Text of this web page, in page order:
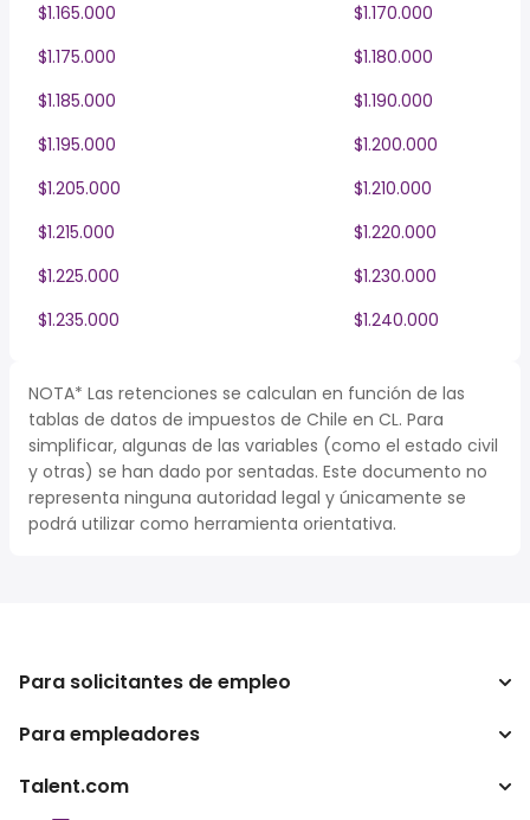
$1.165.000
$1.170.000
$1.175.000
$1.180.000
$1.185.000
$1.190.000
$1.195.000
$1.200.000
$1.205.000
$1.210.000
$1.215.000
$1.220.000
$1.225.000
$1.230.000
$1.235.000
$1.240.000
NOTA* Las retenciones se calculan en función de las
tablas de datos de impuestos de Chile en CL. Para
simplificar, algunas de las variables (como el estado civil
y otras) se han dado por sentadas. Este documento no
representa ninguna autoridad legal y únicamente se
podrá utilizar como herramienta orientativa.
Para solicitantes de empleo
Buscador de trabajo
Para empleadores
Empresa
Talent.com